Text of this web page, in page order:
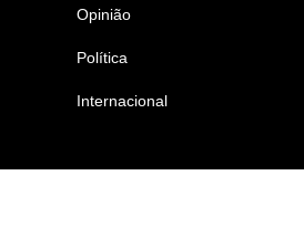
Opinião
Política
Internacional